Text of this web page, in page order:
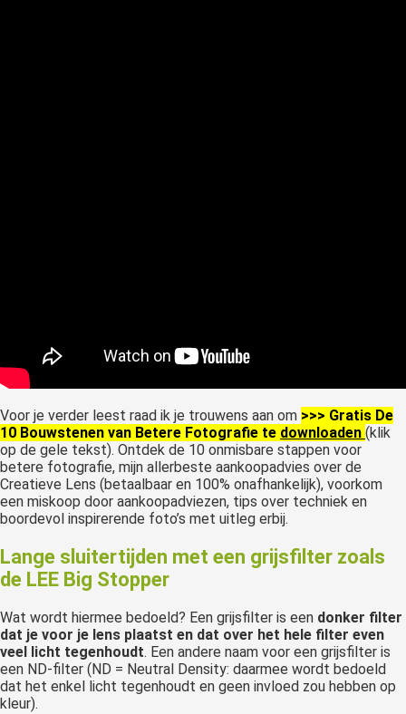
Voor je verder leest raad ik je trouwens aan om >>> Gratis De
10 Bouwstenen van Betere Fotografie te downloaden (klik
op de gele tekst). Ontdek de 10 onmisbare stappen voor
betere fotografie, mijn allerbeste aankoopadvies over de
Creatieve Lens (betaalbaar en 100% onafhankelijk), voorkom
een miskoop door aankoopadviezen, tips over techniek en
boordevol inspirerende foto’s met uitleg erbij.
Lange sluitertijden met een grijsfilter zoals
de LEE Big Stopper
Wat wordt hiermee bedoeld? Een grijsfilter is een donker filter
dat je voor je lens plaatst en dat over het hele filter even
veel licht tegenhoudt. Een andere naam voor een grijsfilter is
een ND-filter (ND = Neutral Density: daarmee wordt bedoeld
dat het enkel licht tegenhoudt en geen invloed zou hebben op
kleur).